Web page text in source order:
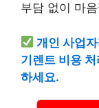
부담 없이 마
개인 사업
기렌트 비용
하세요.